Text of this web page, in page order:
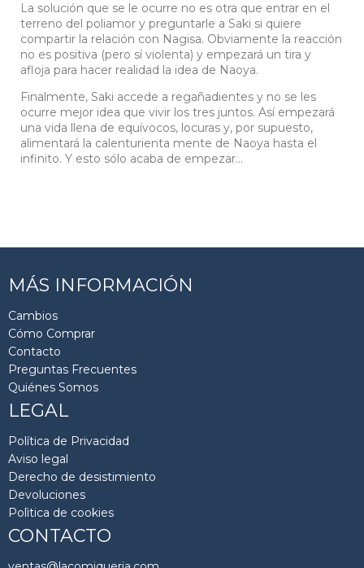
La solución que se le ocurre no es otra que entrar en el
terreno del poliamor y preguntarle a Saki si quiere
compartir la relación con Nagisa. Obviamente la reacción
no es positiva (pero sí violenta) y empezará un tira y
afloja para hacer realidad la idea de Naoya.
Finalmente, Saki accede a regañadientes y no se les
ocurre mejor idea que vivir los tres juntos. Así empezará
una vida llena de equívocos, locuras y, por supuesto,
alimentará la calenturienta mente de Naoya hasta el
infinito. Y esto sólo acaba de empezar…
MÁS INFORMACIÓN
Cambios
Cómo Comprar
Contacto
Preguntas Frecuentes
Quiénes Somos
LEGAL
Política de Privacidad
Aviso legal
Derecho de desistimiento
Devoluciones
Polìtica de cookies
CONTACTO